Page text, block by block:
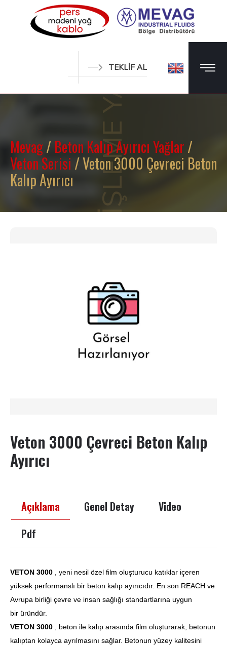
TEKLİF AL
METAL İŞLEME YAĞLARI
Mevag/Beton Kalıp Ayırıcı Yağlar/
Veton Serisi / Veton 3000 Çevreci Beton
Kalıp Ayırıcı
Veton 3000 Çevreci Beton Kalıp
Ayırıcı
Açıklama Genel Detay
Video
Pdf
VETON 3000
, yeni nesil özel film oluşturucu katıklar içeren
yüksek performanslı bir beton kalıp ayırıcıdır. En son REACH ve
Avrupa birliği çevre ve insan sağlığı standartlarına uygun
bir üründür.
VETON 3000
, beton ile kalıp arasında film oluşturarak, betonun
kalıptan kolayca ayrılmasını sağlar. Betonun yüzey kalitesini